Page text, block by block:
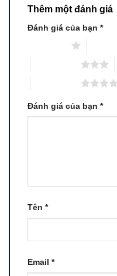
Thêm một đánh giá
Đánh giá của bạn *
Đánh giá của bạn *
Tên *
Email *